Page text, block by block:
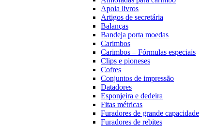
Apoia livros
Artigos de secretária
Balanças
Bandeja porta moedas
Carimbos
Carimbos – Fórmulas especiais
Clips e pioneses
Cofres
Conjuntos de impressão
Datadores
Esponjeira e dedeira
Fitas métricas
Furadores de grande capacidade
Furadores de rebites